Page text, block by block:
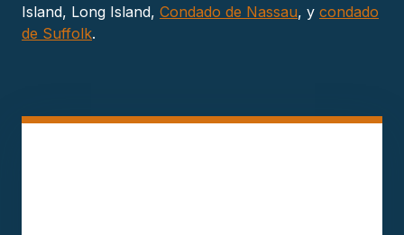
Island, Long Island, Condado de Nassau, y condado
de Suffolk.